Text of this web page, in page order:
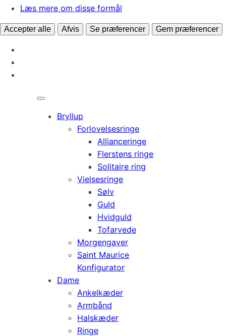
Læs mere om disse formål
Accepter alle Afvis Se præferencer Gem præferencer
Bryllup
Forlovelsesringe
Allianceringe
Flerstens ringe
Solitaire ring
Vielsesringe
Sølv
Guld
Hvidguld
Tofarvede
Morgengaver
Saint Maurice
Konfigurator
Dame
Ankelkæder
Armbånd
Halskæder
Ringe